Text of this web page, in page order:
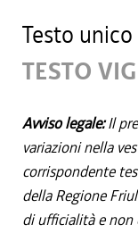
Testo
TESTO
Avviso legale:Il
variazioni nella
corrispondente
della Regione
di ufficialità e